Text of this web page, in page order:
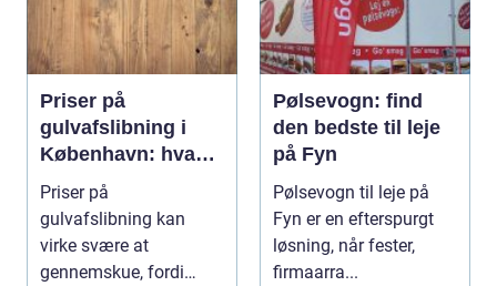
Priser på
gulvafslibning i
København: hvad
koster det
egentlig?
Priser på
gulvafslibning kan
virke svære at
gennemskue, fordi
Pølsevogn: find
den bedste til leje
på Fyn
Pølsevogn til leje på
Fyn er en efterspurgt
løsning, når fester,
firmaarra...